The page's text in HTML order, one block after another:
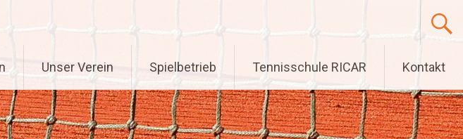
Unser Verein Spielbetrieb Tennisschule RICAR Kontakt